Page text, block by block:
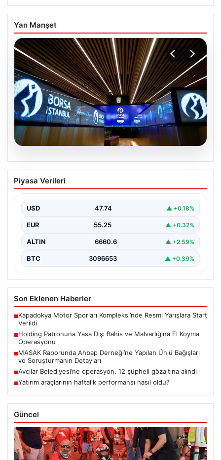
Yan Manşet
05.08.2026
Yatırım araçlarının haftalık performansı
nasıl oldu?
Piyasa Verileri
USD 47.74 ▲ +0.18%
EUR 55.25 ▲ +0.32%
ALTIN 6660.6 ▲ +2.59%
BTC 3096653 ▲ +0.39%
Son Eklenen Haberler
■Kapadokya Motor Sporları Kompleksi’nde Resmi Yarışlara Start
Verildi
■Holding Patronuna Yasa Dışı Bahis ve Malvarlığına El Koyma
Operasyonu
■MASAK Raporunda Ahbap Derneği’ne Yapılan Ünlü Bağışları
ve Soruşturmanın Detayları
■Avcılar Belediyesi’ne operasyon. 12 şüpheli gözaltına alındı
■Yatırım araçlarının haftalık performansı nasıl oldu?
Güncel